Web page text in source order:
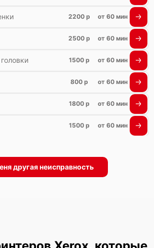
2200 р от 60 мин
2500 р от 60 мин
1500 р от 60 мин
800 р от 60 мин
1800 р от 60 мин
1500 р от 60 мин
другая неисправность